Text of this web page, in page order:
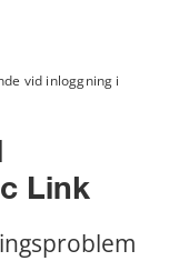
vid inloggning i
Link